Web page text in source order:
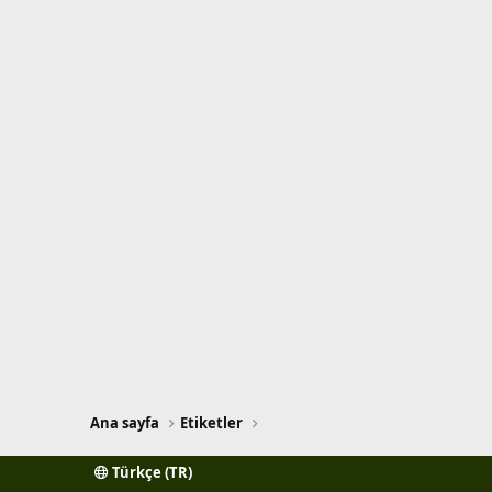
Ana sayfa Etiketler
Türkçe (TR)